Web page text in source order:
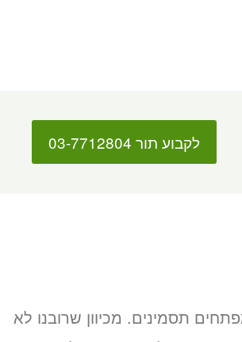
לקבוע תור 03-7712804
תסמינים. מכיוון שרובנו לא